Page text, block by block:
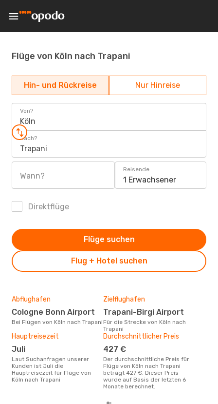
Flüge von Köln nach Trapani
Hin- und Rückreise Nur Hinreise
Von?
Köln
Nach?
Trapani
Wann?
Reisende
1 Erwachsener
Direktflüge
Flug + Hotel suchen
Flüge suchen
Abflughafen
Cologne Bonn Airport
Bei Flügen von Köln nach Trapani
Zielflughafen
Trapani-Birgi Airport
Für die Strecke von Köln nach
Trapani
Hauptreisezeit
Juli
Laut Suchanfragen unserer
Kunden ist Juli die
Hauptreisezeit für Flüge von
Köln nach Trapani
Durchschnittlicher Preis
427 €
Der durchschnittliche Preis für
Flüge von Köln nach Trapani
beträgt 427 €. Dieser Preis
wurde auf Basis der letzten 6
Monate berechnet.